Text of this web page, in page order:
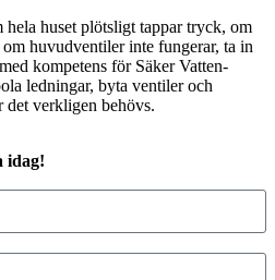
huset plötsligt tappar tryck, om
huvudventiler inte fungerar, ta in
kompetens för Säker Vatten-
ledningar, byta ventiler och
det verkligen behövs.
idag!